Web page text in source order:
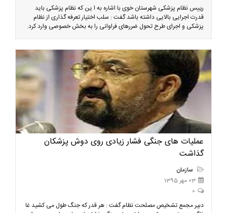
رییس نظام پزشکی شهرستان خوی با اشاره به ا ین که نظام پزشکی باید
قدرت اجرایی بالایی داشته باشد گفت : سلب اختیار تعرفه گذاری از نظام
پزشکی و اجرای طرح تحول ضررهای فراوانی را به بخش خصوصی وارد کرد.
عملیات های جنگی فشار زیادی روی دوش پزشکان
گذاشت
سازمان
03 مهر 1395
0
دبیر مجمع تشخیص مصلحت نظام گفت : هر قدر که جنگ طول می کشید غا